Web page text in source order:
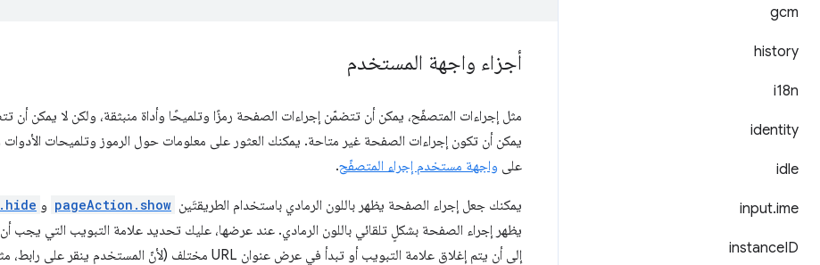
gcm
history
i18n
identity
idle
input.ime
instanceID
أجزاء واجهة المستخدم
مثل إجراءات المتصفّح، يمكن أن تتضمّن إجراءات الصفحة رمزًا وتلميحًا وأداة منبثقة، ولكن لا يمكن أن
يمكن أن تكون إجراءات الصفحة غير متاحة. يمكنك العثور على معلومات حول الرموز وتلميحات الأدوات
على واجهة مستخدم إجراء المتصفّح.
يمكنك جعل إجراء الصفحة يظهر باللون الرمادي باستخدام الطريقتَين pageAction.show و
يظهر إجراء الصفحة بشكلٍ تلقائي باللون الرمادي. عند عرضها، عليك تحديد علامة التبويب التي يجب أن
إلى أن يتم إغلاق علامة التبويب أو تبدأ في عرض عنوان URL مختلف (لأنّ المستخدم ينقر على رابط، مثلاً).